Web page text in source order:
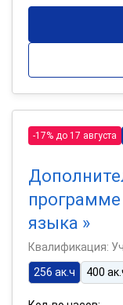
-17% до 17 августа
языка »
Квалификация:
256 ак.ч
400